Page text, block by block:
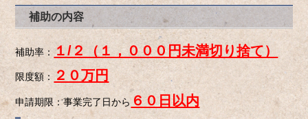
補助の内容
補助率： １/２（１，０００円未満切り捨て）
限度額： ２０万円
申請期限 ：事業完了日から ６０日以内